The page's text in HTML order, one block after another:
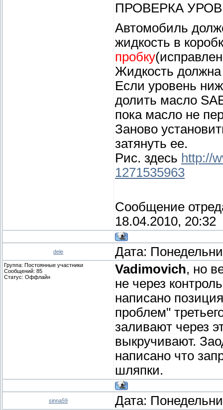
ПРОВЕРКА
Автомобиль
жидкость в
пробку
Жидкость должна
Если уровень
долить масло
пока масло не
Заново
затянуть ее.
Рис. здесь http://
1271535963
Сообщение
18.04.2010, 20:32
dele Дата:
Группа: Постоянные участники
Сообщений: 85
Статус: Оффлайн
Vadimovich, но
не через
написано
проблем"
заливают через
выкручивают.
написано что
шляпки.
sinna59 Дата: